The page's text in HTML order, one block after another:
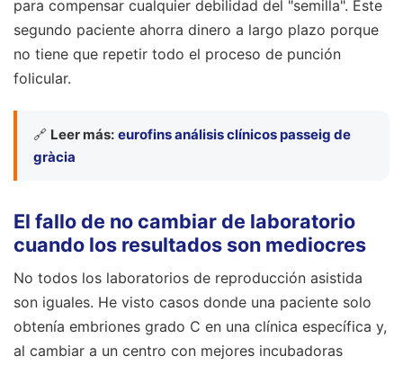
para compensar cualquier debilidad del "semilla". Este
segundo paciente ahorra dinero a largo plazo porque
no tiene que repetir todo el proceso de punción
folicular.
🔗 Leer más: eurofins análisis clínicos passeig de
gràcia
El fallo de no cambiar de laboratorio
cuando los resultados son mediocres
No todos los laboratorios de reproducción asistida
son iguales. He visto casos donde una paciente solo
obtenía embriones grado C en una clínica específica y,
al cambiar a un centro con mejores incubadoras